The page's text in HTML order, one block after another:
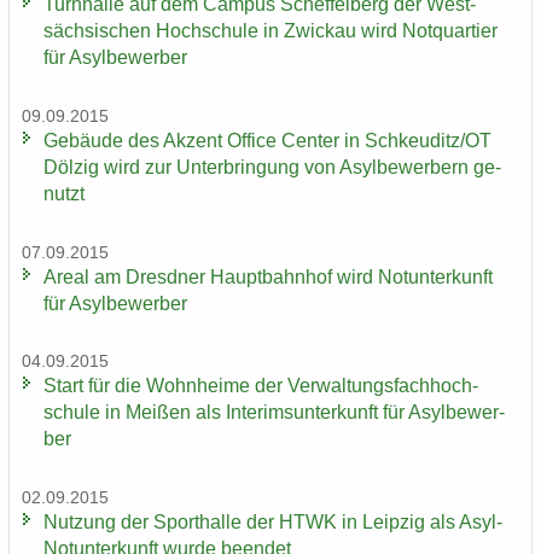
Turn­hal­le auf dem Cam­pus Schef­fel­berg der West­
säch­si­schen Hoch­schu­le in Zwi­ckau wird Not­quar­tier
für Asyl­be­wer­ber
09.09.2015
Ge­bäu­de des Ak­zent Of­fice Cen­ter in Schkeu­ditz/OT
Döl­zig wird zur Un­ter­brin­gung von Asyl­be­wer­bern ge­
nutzt
07.09.2015
Areal am Dresd­ner Haupt­bahn­hof wird Not­un­ter­kunft
für Asyl­be­wer­ber
04.09.2015
Start für die Wohn­hei­me der Ver­wal­tungs­fach­hoch­
schu­le in Mei­ßen als In­te­rims­un­ter­kunft für Asyl­be­wer­
ber
02.09.2015
Nut­zung der Sport­hal­le der HTWK in Leip­zig als Asyl-​
Notunterkunft wurde be­en­det